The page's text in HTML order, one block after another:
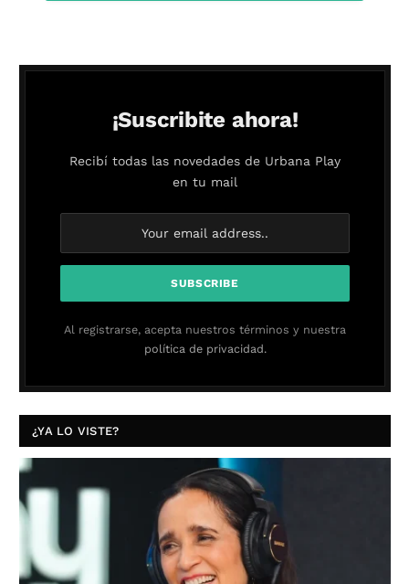
¡Suscribite ahora!
Recibí todas las novedades de Urbana Play
en tu mail
Al registrarse, acepta nuestros términos y nuestra
política de privacidad.
¿YA LO VISTE?